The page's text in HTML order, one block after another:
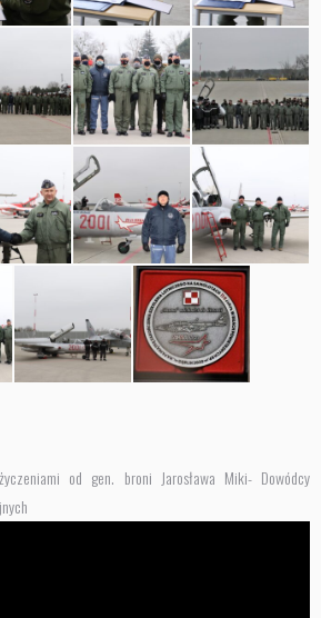
od gen. broni Jarosława Miki- Dowódcy